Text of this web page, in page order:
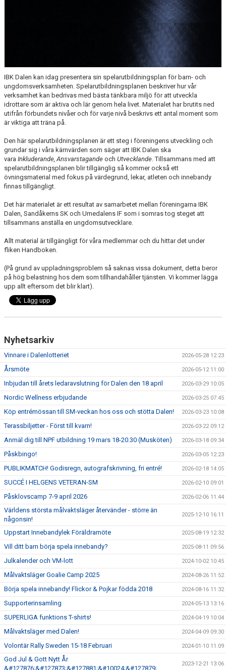
IBK Dalen kan idag presentera sin spelarutbildningsplan för barn- och
ungdomsverksamheten. Spelarutbildningsplanen beskriver hur vår
verksamhet kan bedrivas med bästa tänkbara miljö för att utveckla
idrottare som är aktiva och lär genom hela livet. Materialet har brutits ned
utifrån förbundets nivåer och för varje nivå beskrivs ett antal moment som
är viktiga att träna på.
Den här spelarutbildningsplanen är ett steg i föreningens utveckling och
grundar sig i våra kärnvärden som säger att IBK Dalen ska
vara Inkluderande, Ansvarstagande och Utvecklande . Tillsammans med att
spelarutbildningsplanen blir tillgänglig så kommer också ett
övningsmaterial med fokus på värdegrund, lekar, atleten och innebandy
finnas tillgängligt.
Det här materialet är ett resultat av samarbetet mellan föreningarna IBK
Dalen, Sandåkerns SK och Umedalens IF som i somras tog steget att
tillsammans anställa en ungdomsutvecklare.
Allt material är tillgängligt för våra medlemmar och du hittar det under
fliken Handboken.
(På grund av uppladningsproblem så saknas vissa dokument, detta beror
på hög belastning hos dem som tillhandahåller tjänsten. Vi kommer lägga
upp allt eftersom det blir klart).
Nyhetsarkiv
Vinnare i Dalenlotteriet 2026-05-28 12:23
Årsmöte 2026-05-12 11:00
Inbjudan till årets ledaravslutning för Dalen den 18 april 2026-03-29 10:05
Nordic Wellness erbjudande 2026-03-25 07:45
Köp entrémössan till SM-veckan hos oss och stötta Dalen! 2026-03-23 10:08
Terassbiljetter - Först till kvarn! 2026-03-22 09:12
Anmäl dig till NPF utbildning 19 mars 18-20.30 (Musköten) 2026-03-18 09:34
Påskbingo! 2026-03-05 12:23
PUBLIKMATCH! Godisregn, autografskrivning, fri entré! 2026-02-18 14:05
SUCCÉ I HELGENS VETERAN-SM 2026-02-10 09:01
Påsklovscamp 7-9 april 2026 2026-02-06 11:44
Världens största målvaktsläger återvänder - större än
någonsin!
2025-12-10 16:11
Uppstart Innebandylek Föräldramöte 2025-08-19 12:32
Vill ditt barn börja spela innebandy? 2025-08-11 09:56
Julkalender och VM-lott 2024-10-02 10:45
Målvaktsläger Goalie Camp 2025 2024-08-26 11:52
Börja spela innebandy! Flickor & Pojkar födda 2018 2024-08-16 11:32
Supporterinsamling 2024-05-13 13:16
SUPERLIGA funktions T-shirts! 2024-04-19 10:04
Målvaktsläger med Dalen! 2024-04-09 09:30
Volontär Rally Sweden 15-18 Februari 2024-01-10 11:09
God Jul & Gott Nytt År
&#127876;&#127873;&#127881;&#10024;&#127879;
2023-12-21 13:06